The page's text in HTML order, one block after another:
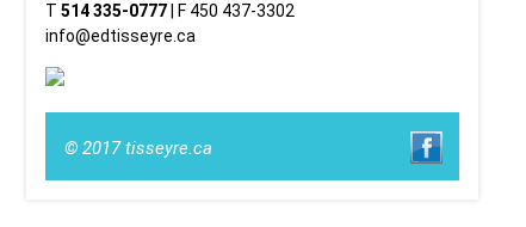
T 514 335‑0777| F 450 437‑3302
info@edtisseyre.ca
© 2017 tisseyre.ca